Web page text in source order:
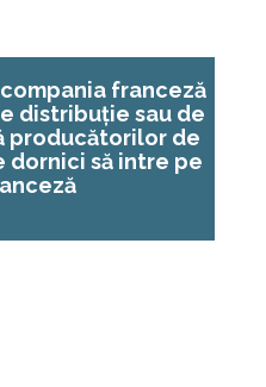
compania franceză
distribuție sau de
producătorilor de
dornici să intre pe